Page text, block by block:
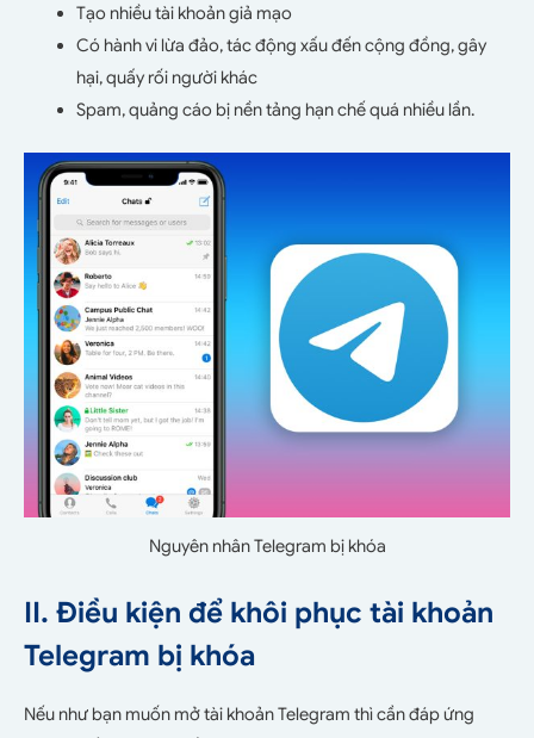
Tạo nhiều tài khoản giả mạo
Có hành vi lừa đảo, tác động xấu đến cộng đồng, gây
hại, quấy rối người khác
Spam, quảng cáo bị nền tảng hạn chế quá nhiều lần.
Nguyên nhân Telegram bị khóa
II. Điều kiện để khôi phục tài khoản
Telegram bị khóa
Nếu như bạn muốn mở tài khoản Telegram thì cần đáp ứng